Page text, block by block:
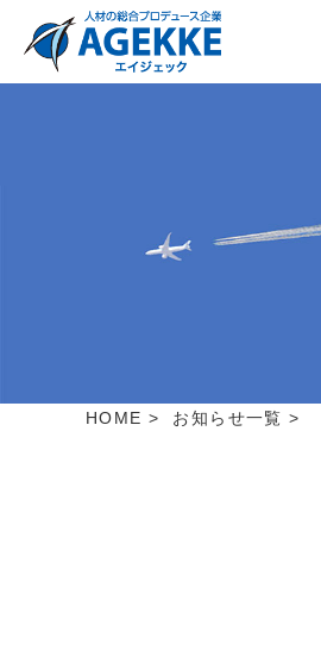
HOME > お知らせ一覧 >